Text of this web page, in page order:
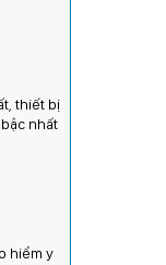
thiết bị
nhất
hiểm y